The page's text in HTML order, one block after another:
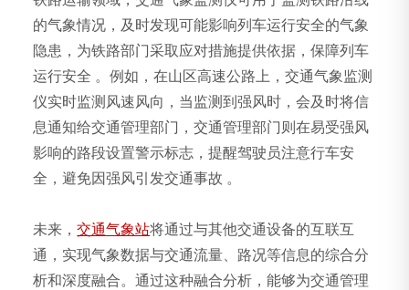
的气象情况，及时发现可能影响列车运行安全的气象
隐患，为铁路部门采取应对措施提供依据，保障列车
运行安全 。例如，在山区高速公路上，交通气象监测
仪实时监测风速风向，当监测到强风时，会及时将信
息通知给交通管理部门，交通管理部门则在易受强风
影响的路段设置警示标志，提醒驾驶员注意行车安
全，避免因强风引发交通事故 。
未来，交通气象站将通过与其他交通设备的互联互
通，实现气象数据与交通流量、路况等信息的综合分
析和深度融合。通过这种融合分析，能够为交通管理